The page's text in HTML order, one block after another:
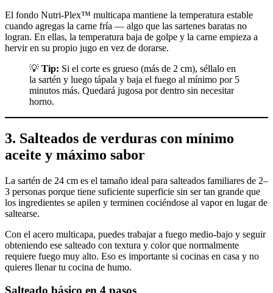
El fondo Nutri-Plex™ multicapa mantiene la temperatura estable
cuando agregas la carne fría — algo que las sartenes baratas no
logran. En ellas, la temperatura baja de golpe y la carne empieza a
hervir en su propio jugo en vez de dorarse.
💡 Tip: Si el corte es grueso (más de 2 cm), séllalo en
la sartén y luego tápala y baja el fuego al mínimo por 5
minutos más. Quedará jugosa por dentro sin necesitar
horno.
3. Salteados de verduras con mínimo
aceite y máximo sabor
La sartén de 24 cm es el tamaño ideal para salteados familiares de 2–
3 personas porque tiene suficiente superficie sin ser tan grande que
los ingredientes se apilen y terminen cociéndose al vapor en lugar de
saltearse.
Con el acero multicapa, puedes trabajar a fuego medio-bajo y seguir
obteniendo ese salteado con textura y color que normalmente
requiere fuego muy alto. Eso es importante si cocinas en casa y no
quieres llenar tu cocina de humo.